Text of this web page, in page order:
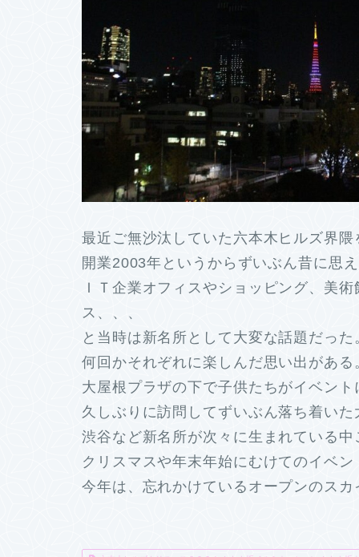
最近ご無沙汰していた六本木ヒルズ界
開業2003年というからずいぶん昔に思
ＩＴ企業オフィスやショッピング、美
ス、、、
と当時は新名所として大変な話題だった
何回かそれぞれに楽しんだ思い出がある
大屋根プラザの下で子供たちがイベン
久しぶりに訪問してずいぶん落ち着い
渋谷など新名所が次々に生まれている
クリスマスや年末年始にむけてのイベ
今年は、忘れかけているオープンのス